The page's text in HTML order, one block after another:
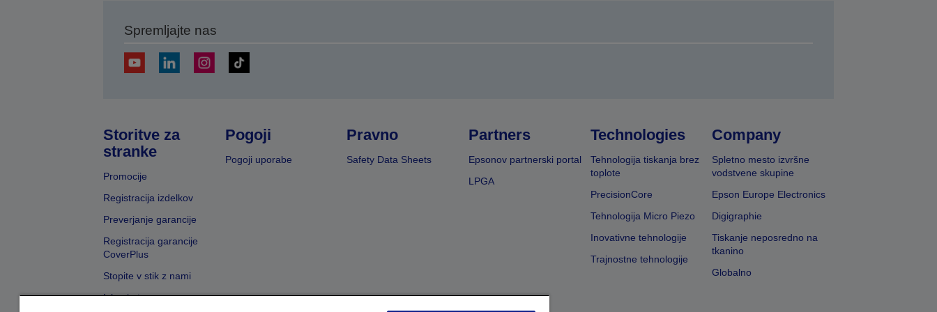
Spremljajte nas
Storitve za
stranke
Promocije
Registracija izdelkov
Preverjanje garancije
Registracija garancije
CoverPlus
Stopite v stik z nami
Iskanje trgovcev
Pogoji
Pogoji uporabe
Pravno
Safety Data Sheets
Partners
Epsonov partnerski portal
LPGA
Technologies
Tehnologija tiskanja brez
toplote
PrecisionCore
Tehnologija Micro Piezo
Inovativne tehnologije
Trajnostne tehnologije
Company
Spletno mesto izvršne
vodstvene skupine
Epson Europe Electronics
Digigraphie
Tiskanje neposredno na
tkanino
Globalno